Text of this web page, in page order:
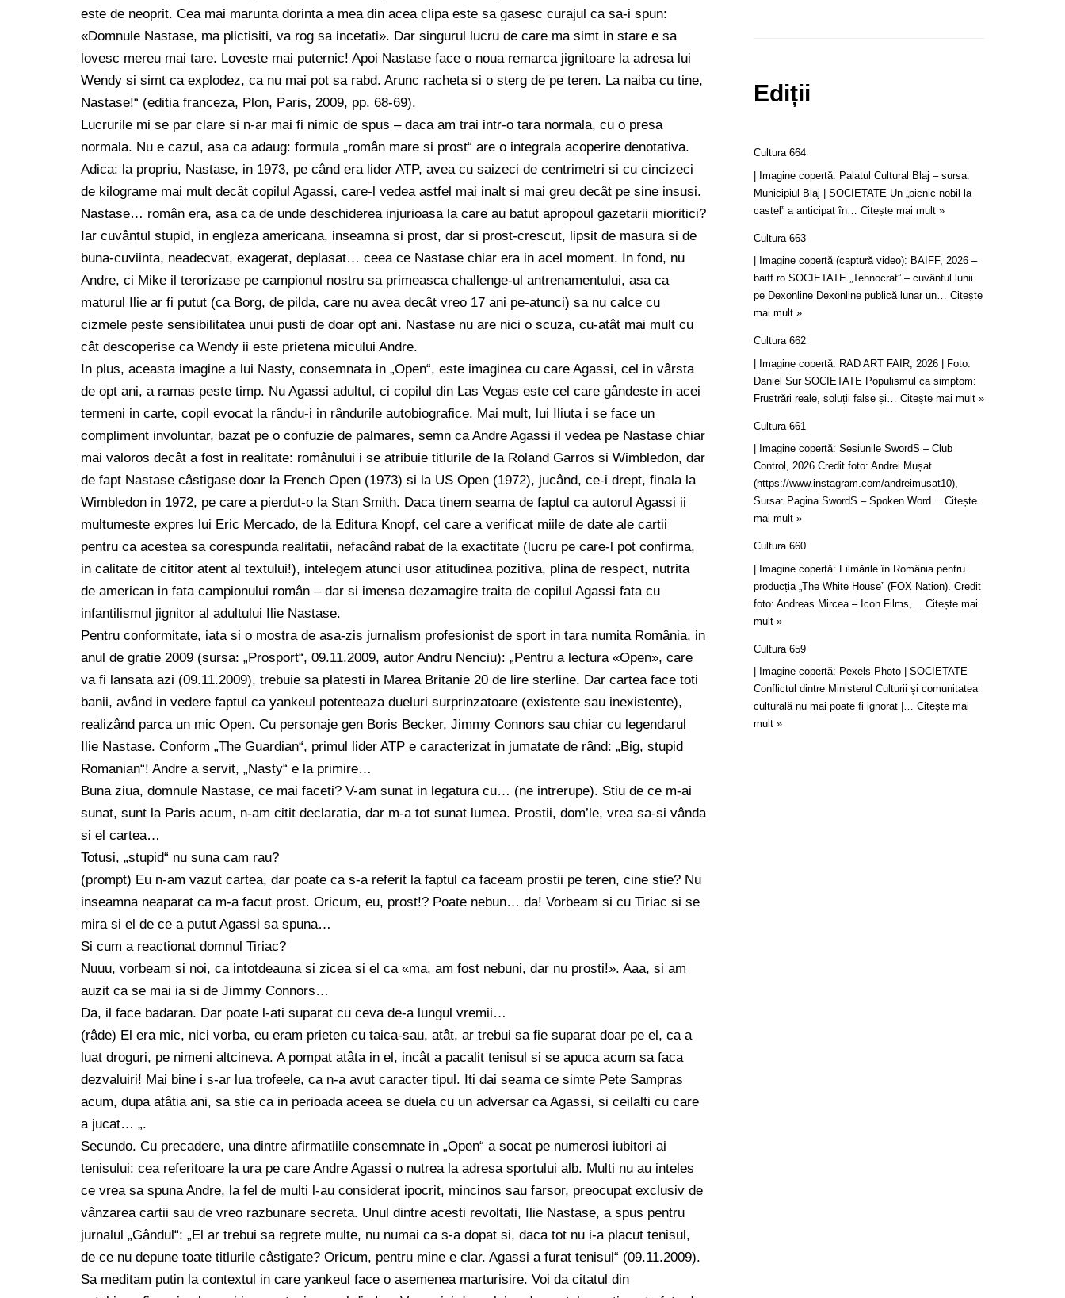
este de neoprit. Cea mai marunta dorinta a mea din acea clipa este sa gasesc curajul ca sa-i spun:
«Domnule Nastase, ma plictisiti, va rog sa incetati». Dar singurul lucru de care ma simt in stare e sa
lovesc mereu mai tare. Loveste mai puternic! Apoi Nastase face o noua remarca jignitoare la adresa lui
Wendy si simt ca explodez, ca nu mai pot sa rabd. Arunc racheta si o sterg de pe teren. La naiba cu tine,
Nastase!“ (editia franceza, Plon, Paris, 2009, pp. 68-69).
Lucrurile mi se par clare si n-ar mai fi nimic de spus – daca am trai intr-o tara normala, cu o presa
normala. Nu e cazul, asa ca adaug: formula „român mare si prost“ are o integrala acoperire denotativa.
Adica: la propriu, Nastase, in 1973, pe când era lider ATP, avea cu saizeci de centrimetri si cu cincizeci
de kilograme mai mult decât copilul Agassi, care-l vedea astfel mai inalt si mai greu decât pe sine insusi.
Nastase… român era, asa ca de unde deschiderea injurioasa la care au batut apropoul gazetarii mioritici?
Iar cuvântul stupid, in engleza americana, inseamna si prost, dar si prost-crescut, lipsit de masura si de
buna-cuviinta, neadecvat, exagerat, deplasat… ceea ce Nastase chiar era in acel moment. In fond, nu
Andre, ci Mike il terorizase pe campionul nostru sa primeasca challenge-ul antrenamentului, asa ca
maturul Ilie ar fi putut (ca Borg, de pilda, care nu avea decât vreo 17 ani pe-atunci) sa nu calce cu
cizmele peste sensibilitatea unui pusti de doar opt ani. Nastase nu are nici o scuza, cu-atât mai mult cu
cât descoperise ca Wendy ii este prietena micului Andre.
In plus, aceasta imagine a lui Nasty, consemnata in „Open“, este imaginea cu care Agassi, cel in vârsta
de opt ani, a ramas peste timp. Nu Agassi adultul, ci copilul din Las Vegas este cel care gândeste in acei
termeni in carte, copil evocat la rându-i in rândurile autobiografice. Mai mult, lui Iliuta i se face un
compliment involuntar, bazat pe o confuzie de palmares, semn ca Andre Agassi il vedea pe Nastase chiar
mai valoros decât a fost in realitate: românului i se atribuie titlurile de la Roland Garros si Wimbledon, dar
de fapt Nastase câstigase doar la French Open (1973) si la US Open (1972), jucând, ce-i drept, finala la
Wimbledon in 1972, pe care a pierdut-o la Stan Smith. Daca tinem seama de faptul ca autorul Agassi ii
multumeste expres lui Eric Mercado, de la Editura Knopf, cel care a verificat miile de date ale cartii
pentru ca acestea sa corespunda realitatii, nefacând rabat de la exactitate (lucru pe care-l pot confirma,
in calitate de cititor atent al textului!), intelegem atunci usor atitudinea pozitiva, plina de respect, nutrita
de american in fata campionului român – dar si imensa dezamagire traita de copilul Agassi fata cu
infantilismul jignitor al adultului Ilie Nastase.
Pentru conformitate, iata si o mostra de asa-zis jurnalism profesionist de sport in tara numita România, in
anul de gratie 2009 (sursa: „Prosport“, 09.11.2009, autor Andru Nenciu): „Pentru a lectura «Open», care
va fi lansata azi (09.11.2009), trebuie sa platesti in Marea Britanie 20 de lire sterline. Dar cartea face toti
banii, având in vedere faptul ca yankeul potenteaza dueluri surprinzatoare (existente sau inexistente),
realizând parca un mic Open. Cu personaje gen Boris Becker, Jimmy Connors sau chiar cu legendarul
Ilie Nastase. Conform „The Guardian“, primul lider ATP e caracterizat in jumatate de rând: „Big, stupid
Romanian“! Andre a servit, „Nasty“ e la primire…
Buna ziua, domnule Nastase, ce mai faceti? V-am sunat in legatura cu… (ne intrerupe). Stiu de ce m-ai
sunat, sunt la Paris acum, n-am citit declaratia, dar m-a tot sunat lumea. Prostii, dom’le, vrea sa-si vânda
si el cartea…
Totusi, „stupid“ nu suna cam rau?
(prompt) Eu n-am vazut cartea, dar poate ca s-a referit la faptul ca faceam prostii pe teren, cine stie? Nu
inseamna neaparat ca m-a facut prost. Oricum, eu, prost!? Poate nebun… da! Vorbeam si cu Tiriac si se
mira si el de ce a putut Agassi sa spuna…
Si cum a reactionat domnul Tiriac?
Nuuu, vorbeam si noi, ca intotdeauna si zicea si el ca «ma, am fost nebuni, dar nu prosti!». Aaa, si am
auzit ca se mai ia si de Jimmy Connors…
Da, il face badaran. Dar poate l-ati suparat cu ceva de-a lungul vremii…
(râde) El era mic, nici vorba, eu eram prieten cu taica-sau, atât, ar trebui sa fie suparat doar pe el, ca a
luat droguri, pe nimeni altcineva. A pompat atâta in el, incât a pacalit tenisul si se apuca acum sa faca
dezvaluiri! Mai bine i s-ar lua trofeele, ca n-a avut caracter tipul. Iti dai seama ce simte Pete Sampras
acum, dupa atâtia ani, sa stie ca in perioada aceea se duela cu un adversar ca Agassi, si ceilalti cu care
a jucat… „.
Secundo. Cu precadere, una dintre afirmatiile consemnate in „Open“ a socat pe numerosi iubitori ai
tenisului: cea referitoare la ura pe care Andre Agassi o nutrea la adresa sportului alb. Multi nu au inteles
ce vrea sa spuna Andre, la fel de multi l-au considerat ipocrit, mincinos sau farsor, preocupat exclusiv de
vânzarea cartii sau de vreo razbunare secreta. Unul dintre acesti revoltati, Ilie Nastase, a spus pentru
jurnalul „Gândul“: „El ar trebui sa regrete multe, nu numai ca s-a dopat si, daca tot nu i-a placut tenisul,
de ce nu depune toate titlurile câstigate? Oricum, pentru mine e clar. Agassi a furat tenisul“ (09.11.2009).
Sa meditam putin la contextul in care yankeul face o asemenea marturisire. Voi da citatul din
Ediții
Cultura 664
| Imagine copertă: Palatul Cultural Blaj – sursa:
Municipiul Blaj | SOCIETATE Un „picnic nobil la
castel” a anticipat în… Citește mai mult »
Cultura 663
| Imagine copertă (captură video): BAIFF, 2026 –
baiff.ro SOCIETATE „Tehnocrat” – cuvântul lunii
pe Dexonline Dexonline publică lunar un… Citește
mai mult »
Cultura 662
| Imagine copertă: RAD ART FAIR, 2026 | Foto:
Daniel Sur SOCIETATE Populismul ca simptom:
Frustrări reale, soluții false și… Citește mai mult »
Cultura 661
| Imagine copertă: Sesiunile SwordS – Club
Control, 2026 Credit foto: Andrei Mușat
(https://www.instagram.com/andreimusat10),
Sursa: Pagina SwordS – Spoken Word… Citește
mai mult »
Cultura 660
| Imagine copertă: Filmările în România pentru
producția „The White House” (FOX Nation). Credit
foto: Andreas Mircea – Icon Films,… Citește mai
mult »
Cultura 659
| Imagine copertă: Pexels Photo | SOCIETATE
Conflictul dintre Ministerul Culturii și comunitatea
culturală nu mai poate fi ignorat |… Citește mai
mult »